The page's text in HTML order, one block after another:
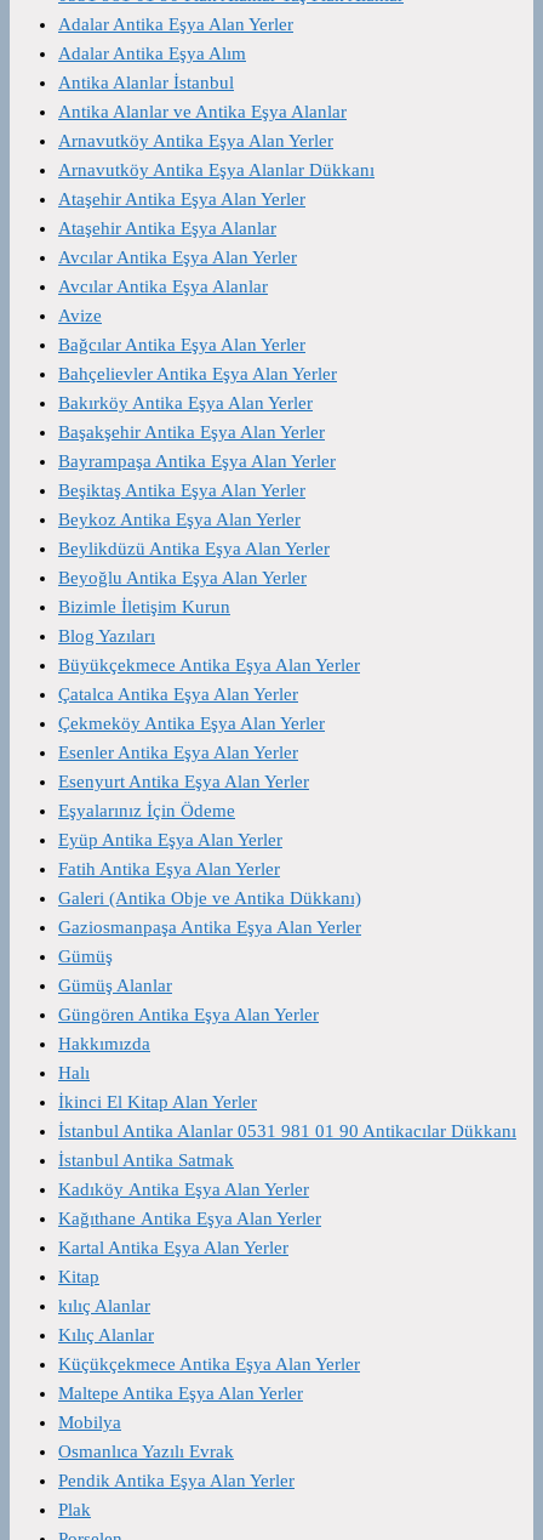
Adalar Antika Eşya Alan Yerler
Adalar Antika Eşya Alım
Antika Alanlar İstanbul
Antika Alanlar ve Antika Eşya Alanlar
Arnavutköy Antika Eşya Alan Yerler
Arnavutköy Antika Eşya Alanlar Dükkanı
Ataşehir Antika Eşya Alan Yerler
Ataşehir Antika Eşya Alanlar
Avcılar Antika Eşya Alan Yerler
Avcılar Antika Eşya Alanlar
Avize
Bağcılar Antika Eşya Alan Yerler
Bahçelievler Antika Eşya Alan Yerler
Bakırköy Antika Eşya Alan Yerler
Başakşehir Antika Eşya Alan Yerler
Bayrampaşa Antika Eşya Alan Yerler
Beşiktaş Antika Eşya Alan Yerler
Beykoz Antika Eşya Alan Yerler
Beylikdüzü Antika Eşya Alan Yerler
Beyoğlu Antika Eşya Alan Yerler
Bizimle İletişim Kurun
Blog Yazıları
Büyükçekmece Antika Eşya Alan Yerler
Çatalca Antika Eşya Alan Yerler
Çekmeköy Antika Eşya Alan Yerler
Esenler Antika Eşya Alan Yerler
Esenyurt Antika Eşya Alan Yerler
Eşyalarınız İçin Ödeme
Eyüp Antika Eşya Alan Yerler
Fatih Antika Eşya Alan Yerler
Galeri (Antika Obje ve Antika Dükkanı)
Gaziosmanpaşa Antika Eşya Alan Yerler
Gümüş
Gümüş Alanlar
Güngören Antika Eşya Alan Yerler
Hakkımızda
Halı
İkinci El Kitap Alan Yerler
İstanbul Antika Alanlar 0531 981 01 90 Antikacılar Dükkanı
İstanbul Antika Satmak
Kadıköy Antika Eşya Alan Yerler
Kağıthane Antika Eşya Alan Yerler
Kartal Antika Eşya Alan Yerler
Kitap
kılıç Alanlar
Kılıç Alanlar
Küçükçekmece Antika Eşya Alan Yerler
Maltepe Antika Eşya Alan Yerler
Mobilya
Osmanlıca Yazılı Evrak
Pendik Antika Eşya Alan Yerler
Plak